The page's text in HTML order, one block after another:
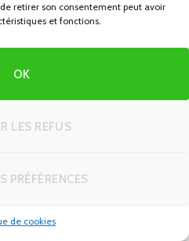
retirer son consentement peut avoir
et fonctions.
OK
LES REFUS
PRÉFÉRENCES
de cookies
Windhoek : Votre Guide
techniques voyage en
: le guide complet pour
road trip
et vos pauses parfaites sur